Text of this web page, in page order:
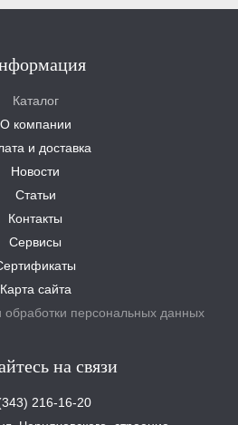
Каталог
О компании
и доставка
Новости
Статьи
Контакты
Сервисы
Карта сайта
обработки персональных данных
на связи
216-16-20